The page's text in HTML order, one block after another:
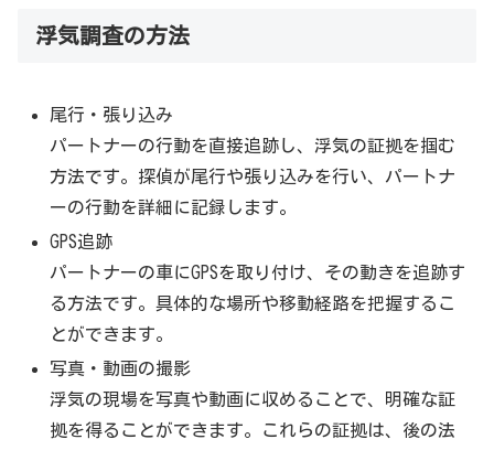
浮気調査の方法
尾行・張り込み
パートナーの行動を直接追跡し、浮気の証拠を掴む
方法です。探偵が尾行や張り込みを行い、パートナ
ーの行動を詳細に記録します。
GPS追跡
パートナーの車にGPSを取り付け、その動きを追跡す
る方法です。具体的な場所や移動経路を把握するこ
とができます。
写真・動画の撮影
浮気の現場を写真や動画に収めることで、明確な証
拠を得ることができます。これらの証拠は、後の法